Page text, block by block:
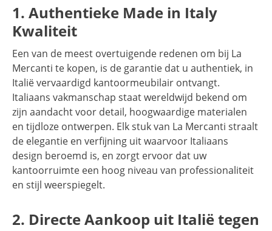
1. Authentieke Made in Italy
Kwaliteit
Een van de meest overtuigende redenen om bij La
Mercanti te kopen, is de garantie dat u authentiek, in
Italië vervaardigd kantoormeubilair ontvangt.
Italiaans vakmanschap staat wereldwijd bekend om
zijn aandacht voor detail, hoogwaardige materialen
en tijdloze ontwerpen. Elk stuk van La Mercanti straalt
de elegantie en verfijning uit waarvoor Italiaans
design beroemd is, en zorgt ervoor dat uw
kantoorruimte een hoog niveau van professionaliteit
en stijl weerspiegelt.
2. Directe Aankoop uit Italië tegen